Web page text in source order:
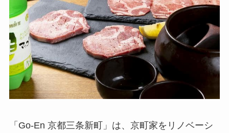
「Go-En 京都三条新町」は、京町家をリノベーシ